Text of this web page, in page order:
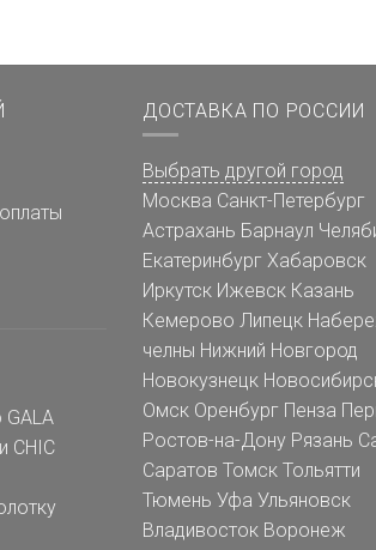
CHIC
ДОСТАВКА ПО РОССИИ
Выбрать другой город
Москва Санкт-Петербург
Астрахань Барнаул
Екатеринбург Хабаровск
Иркутск Ижевск Казань
Кемерово Липецк
челны Нижний Новгород
Новокузнецк
Омск Оренбург Пенза
Ростов-на-Дону Рязань
Саратов Томск Тольятти
Тюмень Уфа Ульяновск
Владивосток Воронеж